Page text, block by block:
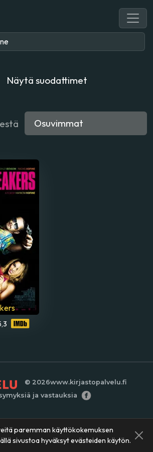
Näytä suodattimet
© 2026www.kirjastopalvelu.fi
ja vastauksia
paremman käyttökokemuksen
sivustoa hyväksyt evästeiden käytön.